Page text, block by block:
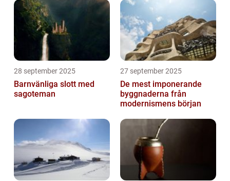
28 september 2025
Barnvänliga slott med
sagoteman
27 september 2025
De mest imponerande
byggnaderna från
modernismens början